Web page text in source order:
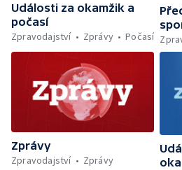
Události za okamžik a
počasí
Zpravodajství
Zprávy Počasí
Zprávy
Zpravodajství
Zprávy